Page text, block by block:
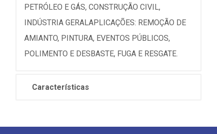
PETRÓLEO E GÁS, CONSTRUÇÃO CIVIL,
INDÚSTRIA GERALAPLICAÇÕES: REMOÇÃO DE
AMIANTO, PINTURA, EVENTOS PÚBLICOS,
POLIMENTO E DESBASTE, FUGA E RESGATE.
Características